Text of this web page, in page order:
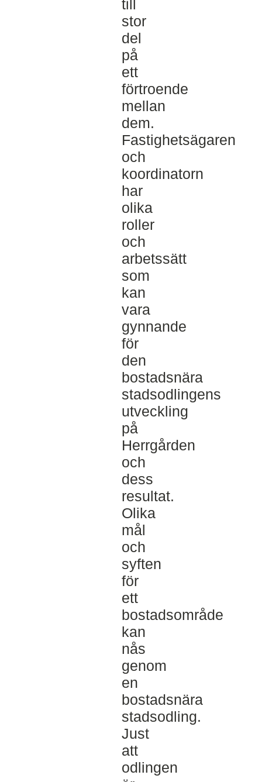
till
stor
del
på
ett
förtroende
mellan
dem.
Fastighetsägaren
och
koordinatorn
har
olika
roller
och
arbetssätt
som
kan
vara
gynnande
för
den
bostadsnära
stadsodlingens
utveckling
på
Herrgården
och
dess
resultat.
Olika
mål
och
syften
för
ett
bostadsområde
kan
nås
genom
en
bostadsnära
stadsodling.
Just
att
odlingen